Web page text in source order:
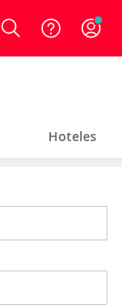
Login
Hoteles